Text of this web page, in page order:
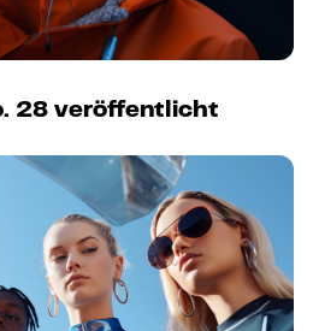
28 veröffentlicht